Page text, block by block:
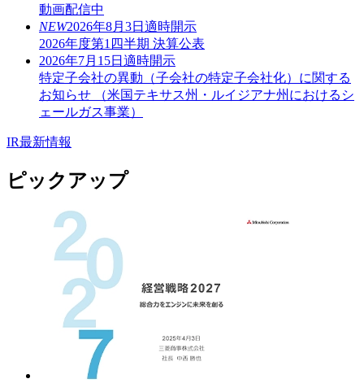
動画配信中
NEW2026年8月3日 適時開示
2026年度第1四半期 決算公表
2026年7月15日 適時開示
特定子会社の異動（子会社の特定子会社化）に関する
お知らせ （米国テキサス州・ルイジアナ州におけるシ
ェールガス事業）
IR最新情報
ピックアップ